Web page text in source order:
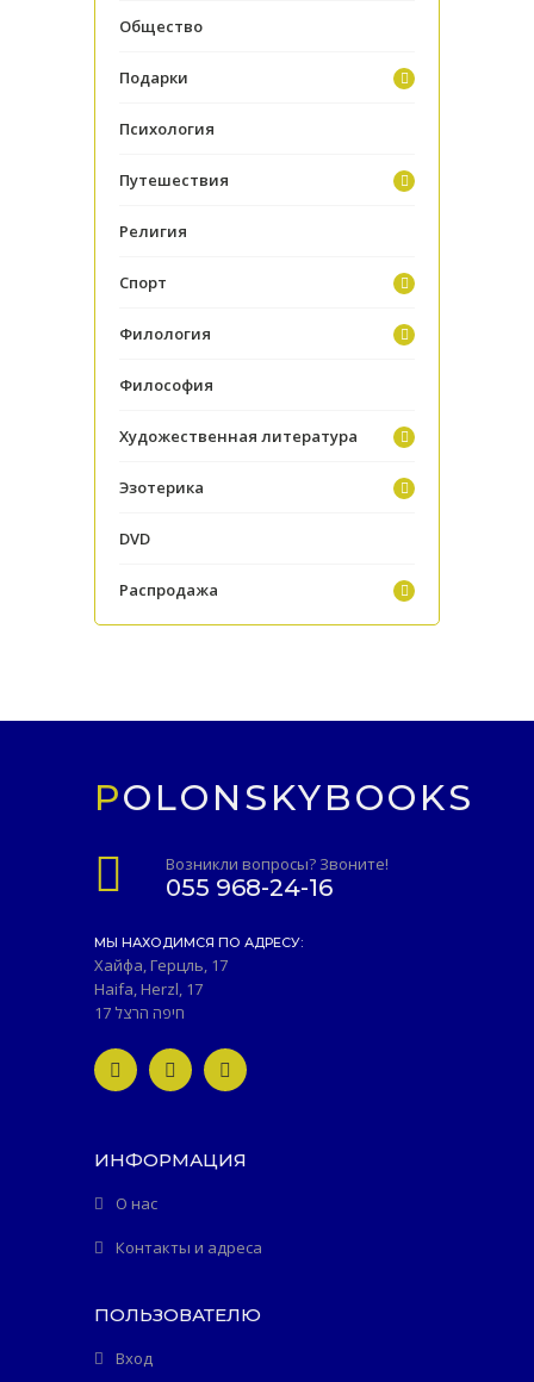
Общество
Подарки
Психология
Путешествия
Религия
Спорт
Филология
Философия
Художественная литература
Эзотерика
DVD
Распродажа
POLONSKYBOOKS
Возникли вопросы? Звоните!
055 968-24-16
МЫ НАХОДИМСЯ ПО АДРЕСУ:
Хайфа, Герцль, 17
Haifa, Herzl, 17
חיפה הרצל 17
ИНФОРМАЦИЯ
О нас
Контакты и адреса
ПОЛЬЗОВАТЕЛЮ
Вход